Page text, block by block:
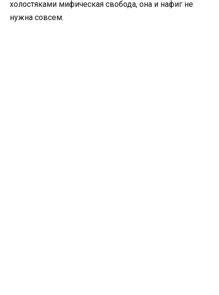
холостяками мифическая свобода, она и нафиг не
нужна совсем.